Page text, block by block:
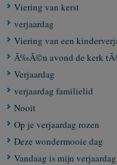
Viering van kerst
verjaardag
Viering van een
Ã‰Ã©n avond de kerk
Verjaardag
verjaardag familielid
Nooit
Op je verjaardag rozen
Deze wondermooie dag
Vandaag is mijn verjaardag